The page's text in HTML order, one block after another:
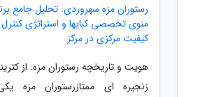
رستوران مزه سهروردی: تحلیل جامع
منوی تخصصی کبابها و استراتژی کنترل
کیفیت مرکزی در مرکز
هویت و تاریخچه رستوران مزه: از
زنجیره ای ممتازرستوران مزه